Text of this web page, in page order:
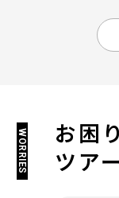
お困
ツア
WORRIES